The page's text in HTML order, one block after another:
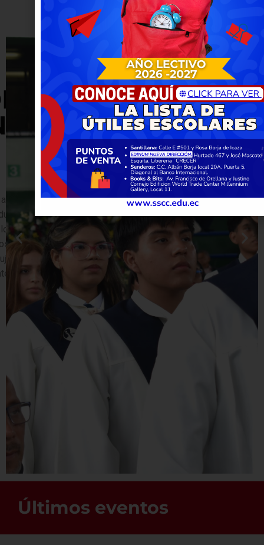
QUÉ ESTUDIAR
NOSOTROS?
formar parte de la gran familia corazonista, siempre a la
Somos una Obra Educativa de la Congregación
Sagrados Corazones de Jesús y de María, que
y educamos niñas, niños y adolescentes, formando
solidarios, líderes, íntegros e inclusivos con
bilingüe.
Últimos eventos